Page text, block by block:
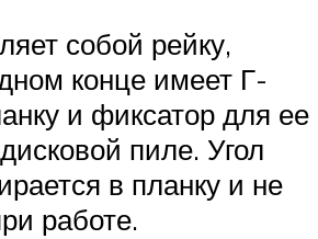
собой рейку,
конце имеет Г-
и фиксатор для ее
пиле. Угол
в планку и не
работе.